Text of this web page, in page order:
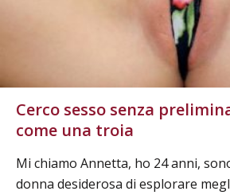
Cerco sesso senza
come una troia
Mi chiamo Annetta, ho 24 anni,
donna desiderosa di esplorare